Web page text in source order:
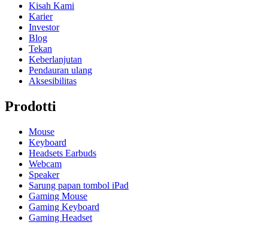
Kisah Kami
Karier
Investor
Blog
Tekan
Keberlanjutan
Pendauran ulang
Aksesibilitas
Prodotti
Mouse
Keyboard
Headsets Earbuds
Webcam
Speaker
Sarung papan tombol iPad
Gaming Mouse
Gaming Keyboard
Gaming Headset